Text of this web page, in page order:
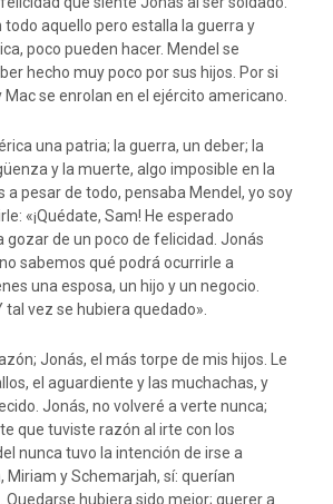
aquello pero estalla la guerra y
poco pueden hacer. Mendel se
hecho muy poco por sus hijos. Por si
se enrolan en el ejército americano.
una patria; la guerra, un deber; la
y la muerte, algo imposible en la
a pesar de todo, pensaba Mendel, yo soy
«¡Quédate, Sam! He esperado
gozar de un poco de felicidad. Jonás
sabemos qué podrá ocurrirle a
una esposa, un hijo y un negocio.
tal vez se hubiera quedado».
Jonás, el más torpe de mis hijos. Le
el aguardiente y las muchachas, y
Jonás, no volveré a verte nunca;
que tuviste razón al irte con los
nunca tuvo la intención de irse a
Miriam y Schemarjah, sí: querían
Quedarse hubiera sido mejor; querer a